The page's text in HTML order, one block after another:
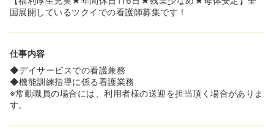
国展開しているツクイでの看護師募集です！
仕事内容
◆デイサービスでの看護兼務
◆機能訓練指導に係る看護業務
※常勤職員の場合には、利用者様の送迎を担当頂く場合がありま
す。